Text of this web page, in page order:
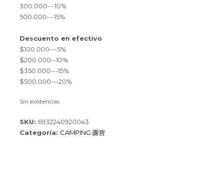
300.000---10%
500.000---15%
Descuento en efectivo
$100.000---5%
$200.000--10%
$350.000---15%
$500.000---20%
Sin existencias
SKU: 6932240920043
Categoría: CAMPING 露营